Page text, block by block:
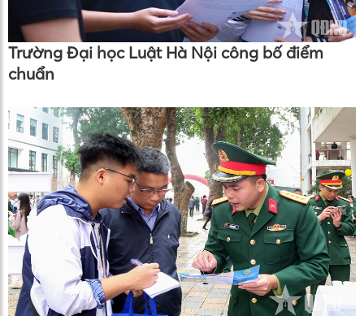
Trường Đại học Luật Hà Nội công bố điểm
chuẩn